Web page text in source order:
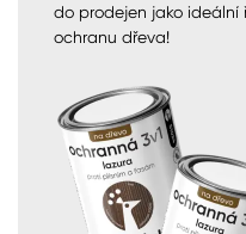
do prodejen jako ideální
ochranu dřeva!